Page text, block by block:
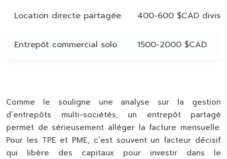
Location directe partagée 400-600 $CAD
Entrepôt commercial solo 1500-2000 $CAD
Comme le souligne une analyse sur la gestion
d’entrepôts multi-sociétés, un entrepôt partagé
permet de sérieusement alléger la facture mensuelle.
Pour les TPE et PME, c’est souvent un facteur décisif
qui libère des capitaux pour investir dans le